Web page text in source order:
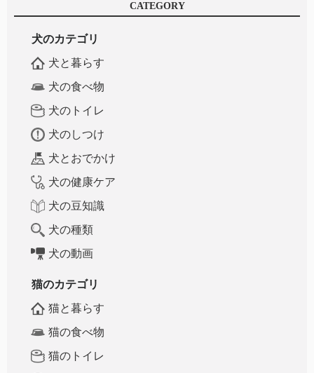
CATEGORY
犬のカテゴリ
犬と暮らす
犬の食べ物
犬のトイレ
犬のしつけ
犬とおでかけ
犬の健康ケア
犬の豆知識
犬の種類
犬の動画
猫のカテゴリ
猫と暮らす
猫の食べ物
猫のトイレ